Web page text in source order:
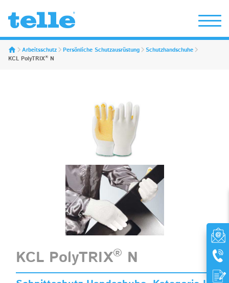
Erwin Telle GmbH
Arbeitsschutz Persönliche Schutzausrüstung
Schutzhandschuhe
KCL PolyTRIX® N
KCL PolyTRIX® N